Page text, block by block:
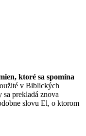
ktoré sa spomína
v Biblických
prekladá znova
slovu El, o ktorom